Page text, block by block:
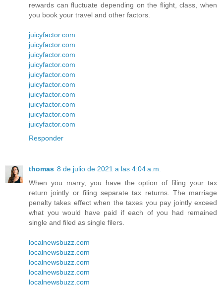
rewards can fluctuate depending on the flight, class, when
you book your travel and other factors.
juicyfactor.com
juicyfactor.com
juicyfactor.com
juicyfactor.com
juicyfactor.com
juicyfactor.com
juicyfactor.com
juicyfactor.com
juicyfactor.com
juicyfactor.com
Responder
thomas 8 de julio de 2021 a las 4:04 a.m.
When you marry, you have the option of filing your tax
return jointly or filing separate tax returns. The marriage
penalty takes effect when the taxes you pay jointly exceed
what you would have paid if each of you had remained
single and filed as single filers.
localnewsbuzz.com
localnewsbuzz.com
localnewsbuzz.com
localnewsbuzz.com
localnewsbuzz.com